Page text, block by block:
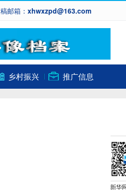
邮箱：xhwxzpd@163.com
乡村振兴 推广信息